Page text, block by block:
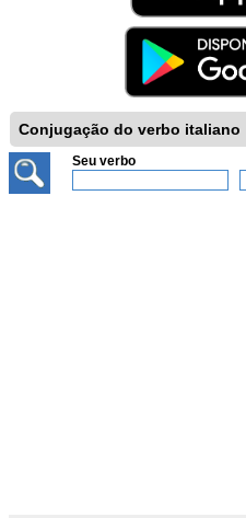
Conjugação do verbo italiano
Seu verbo